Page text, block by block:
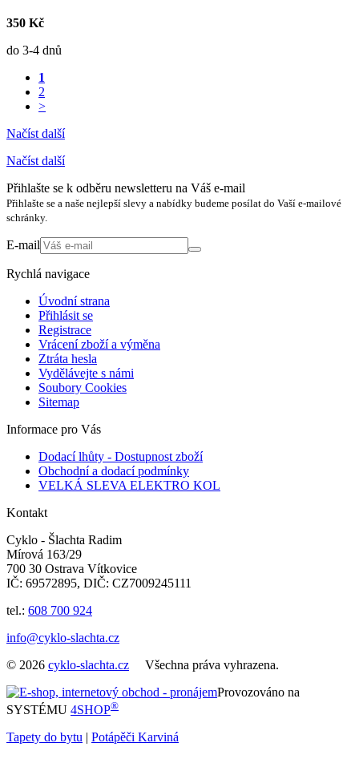
350 Kč
do 3-4 dnů
1
2
>
Načíst další
Načíst další
Přihlašte se k odběru newsletteru na Váš e-mail
Přihlašte se a naše nejlepší slevy a nabídky budeme posílat do Vaší e-mailové
schránky.
E-mail
Rychlá navigace
Úvodní strana
Přihlásit se
Registrace
Vrácení zboží a výměna
Ztráta hesla
Vydělávejte s námi
Soubory Cookies
Sitemap
Informace pro Vás
Dodací lhůty - Dostupnost zboží
Obchodní a dodací podmínky
VELKÁ SLEVA ELEKTRO KOL
Kontakt
Cyklo - Šlachta Radim
Mírová 163/29
700 30 Ostrava Vítkovice
IČ: 69572895, DIČ: CZ7009245111
tel.: 608 700 924
info@cyklo-slachta.cz
© 2026 cyklo-slachta.cz Všechna práva vyhrazena.
Provozováno na
SYSTÉMU 4SHOP®
Tapety do bytu | Potápěči Karviná